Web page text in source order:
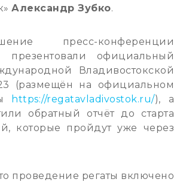
Александр Зубко.
пресс-конференции
презентовали официальный
Владивостокской
(размещён на официальном
https://regatavladivostok.ru/), а
обратный отчёт до старта
которые пройдут уже через
проведение регаты включено